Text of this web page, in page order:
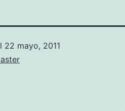
22 mayo, 2011